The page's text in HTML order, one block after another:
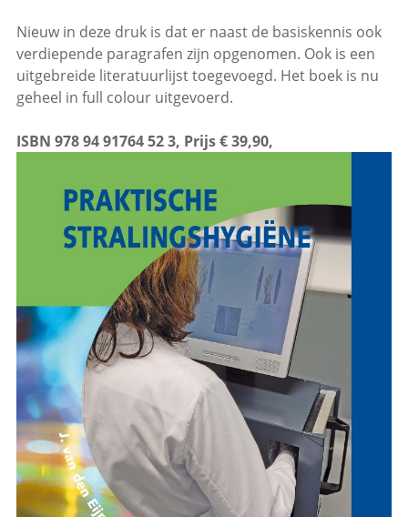
Nieuw in deze druk is dat er naast de basiskennis ook
verdiepende paragrafen zijn opgenomen. Ook is een
uitgebreide literatuurlijst toegevoegd. Het boek is nu
geheel in full colour uitgevoerd.
ISBN 978 94 91764 52 3, Prijs € 39,90,